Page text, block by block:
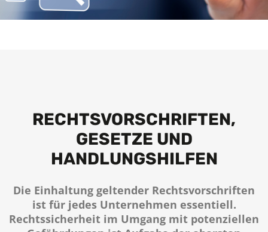
RECHTS­VORSCHRIFTEN,
GESETZE UND
HANDLUNGSHILFEN
Die Einhaltung geltender Rechtsvorschriften
ist für jedes Unternehmen essentiell.
Rechtssicherheit im Umgang mit potenziellen